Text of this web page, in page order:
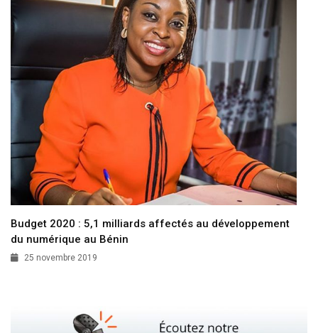
Budget 2020 : 5,1 milliards affectés au développement
du numérique au Bénin
25 novembre 2019